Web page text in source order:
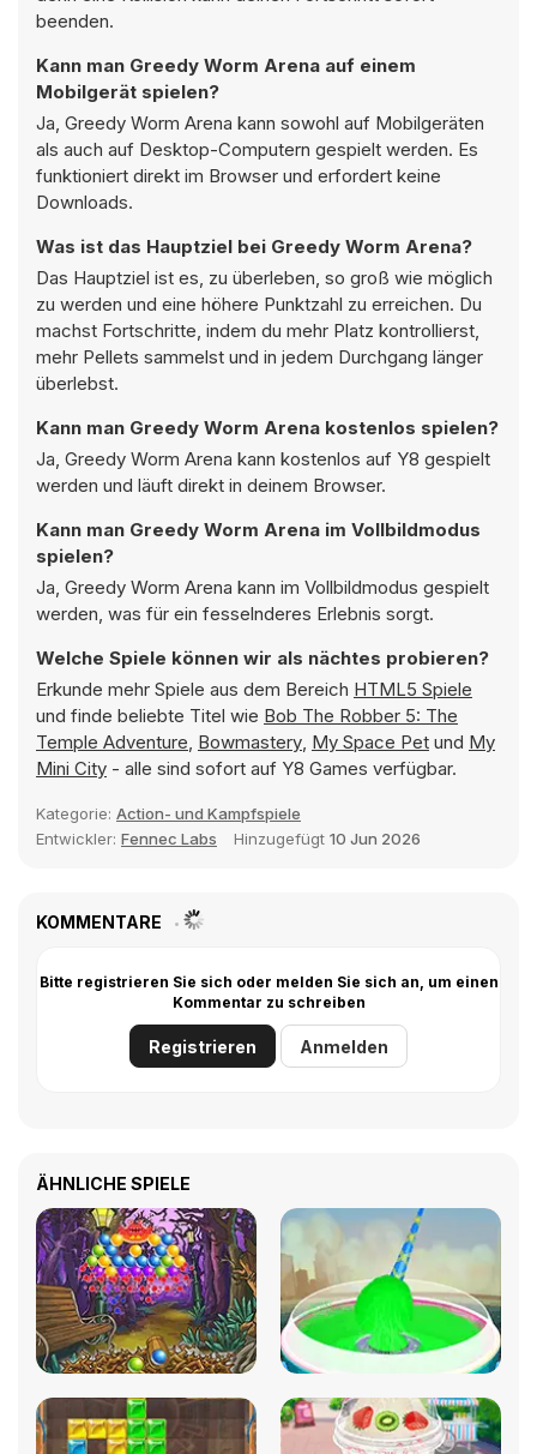
beenden.
Kann man Greedy Worm Arena auf einem
Mobilgerät spielen?
Ja, Greedy Worm Arena kann sowohl auf Mobilgeräten
als auch auf Desktop-Computern gespielt werden. Es
funktioniert direkt im Browser und erfordert keine
Downloads.
Was ist das Hauptziel bei Greedy Worm Arena?
Das Hauptziel ist es, zu überleben, so groß wie möglich
zu werden und eine höhere Punktzahl zu erreichen. Du
machst Fortschritte, indem du mehr Platz kontrollierst,
mehr Pellets sammelst und in jedem Durchgang länger
überlebst.
Kann man Greedy Worm Arena kostenlos spielen?
Ja, Greedy Worm Arena kann kostenlos auf Y8 gespielt
werden und läuft direkt in deinem Browser.
Kann man Greedy Worm Arena im Vollbildmodus
spielen?
Ja, Greedy Worm Arena kann im Vollbildmodus gespielt
werden, was für ein fesselnderes Erlebnis sorgt.
Welche Spiele können wir als nächtes probieren?
Erkunde mehr Spiele aus dem Bereich HTML5 Spiele
und finde beliebte Titel wie Bob The Robber 5: The
Temple Adventure, Bowmastery, My Space Pet und My
Mini City - alle sind sofort auf Y8 Games verfügbar.
Kategorie: Action- und Kampfspiele
Entwickler: Fennec Labs Hinzugefügt 10 Jun 2026
KOMMENTARE
Bitte registrieren Sie sich oder melden Sie sich an, um einen
Kommentar zu schreiben
Registrieren Anmelden
ÄHNLICHE SPIELE